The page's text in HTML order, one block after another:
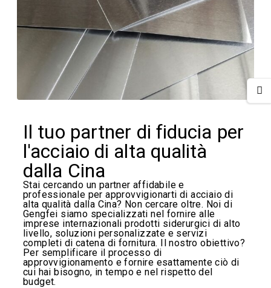
Il tuo partner di fiducia per
l'acciaio di alta qualità
dalla Cina
Stai cercando un partner affidabile e
professionale per approvvigionarti di acciaio di
alta qualità dalla Cina? Non cercare oltre. Noi di
Gengfei siamo specializzati nel fornire alle
imprese internazionali prodotti siderurgici di alto
livello, soluzioni personalizzate e servizi
completi di catena di fornitura. Il nostro obiettivo?
Per semplificare il processo di
approvvigionamento e fornire esattamente ciò di
cui hai bisogno, in tempo e nel rispetto del
budget.